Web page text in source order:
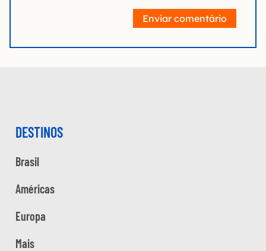
Enviar comentário
DESTINOS
Brasil
Américas
Europa
Mais